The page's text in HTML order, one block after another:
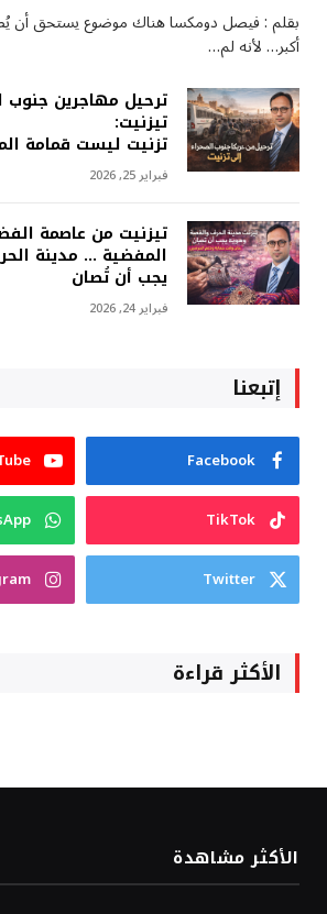
بقلم : فيصل دومكسا هناك موضوع يستحق أن
أكبر… لأنه لم…
ترحيل مهاجرين جنوب
تيزنيت:
تزنيت ليست قمامة
فبراير 25, 2026
تيزنيت من عاصمة
المفضية … مدينة
يجب أن تُصان
فبراير 24, 2026
إتبعنا
Facebook
TikTok
Twitter
الأكثر قراءة
الأكثر مشاهدة